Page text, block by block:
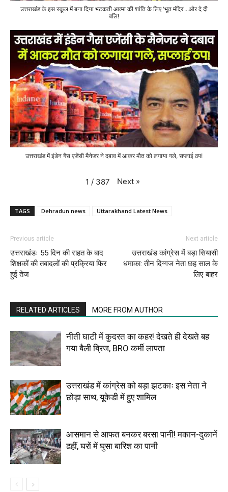
उत्तराखंड के इस स्कूल में बना दिया भटकती आत्मा की शांति के लिए 'भूत मंदिर'...और दे दी
बलि!
उत्तराखंड में इंडेन गैस एजेंसी मैनेजर ने दबाव में आकर मौत को लगाया गले, सप्लाई ठप!
1 / 387 Next »
TAGS Dehradun news Uttarakhand Latest News
Previous article
उत्तराखंडः 55 दिन की राहत के बाद
शिक्षकों की तबादलों की प्रक्रिया फिर
हुई तेज
Next article
उत्तराखंड कांग्रेस में बड़ा सियासी
धमाका: तीन दिग्गज नेता छह साल के
लिए बाहर
RELATED ARTICLES MORE FROM AUTHOR
नीती घाटी में कुदरत का कहर! देखते ही देखते बह
गया बैली ब्रिज, BRO कर्मी लापता
उत्तराखंड में कांग्रेस को बड़ा झटकाः इस नेता ने
छोड़ा साथ, यूकेडी में हुए शामिल
आसमान से आफत बनकर बरसा पानी! मकान-दुकानें
ढहीं, घरों में घुसा बारिश का पानी